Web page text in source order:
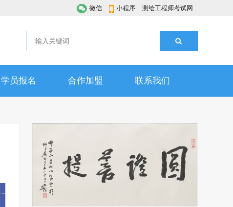
微信 小程序 测绘工程师考试网
学员报名 合作加盟 联系我们